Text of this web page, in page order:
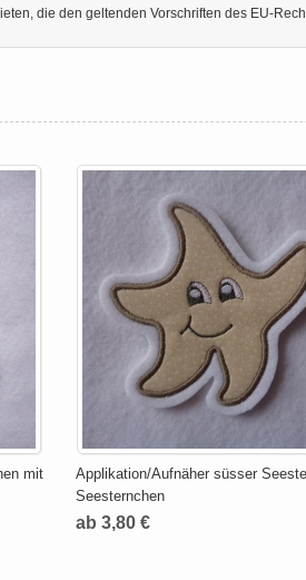
die den geltenden Vorschriften des EU-
mit
Applikation/Aufnäher süsser
Seesternchen
ab 3,80 €